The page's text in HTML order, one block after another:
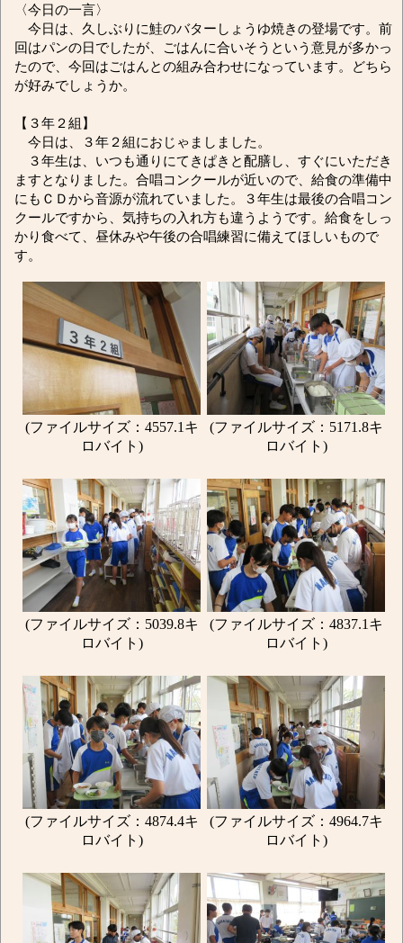
〈今日の一言〉
今日は、久しぶりに鮭のバターしょうゆ焼きの登場です。前
回はパンの日でしたが、ごはんに合いそうという意見が多かっ
たので、今回はごはんとの組み合わせになっています。どちら
が好みでしょうか。
【３年２組】
今日は、３年２組におじゃましました。
３年生は、いつも通りにてきぱきと配膳し、すぐにいただき
ますとなりました。合唱コンクールが近いので、給食の準備中
にもＣＤから音源が流れていました。３年生は最後の合唱コン
クールですから、気持ちの入れ方も違うようです。給食をしっ
かり食べて、昼休みや午後の合唱練習に備えてほしいもので
す。
(ファイルサイズ：4557.1キ
ロバイト)
(ファイルサイズ：5171.8キ
ロバイト)
(ファイルサイズ：5039.8キ
ロバイト)
(ファイルサイズ：4837.1キ
ロバイト)
(ファイルサイズ：4874.4キ
ロバイト)
(ファイルサイズ：4964.7キ
ロバイト)